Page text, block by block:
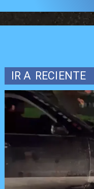
IR A RECIENTE